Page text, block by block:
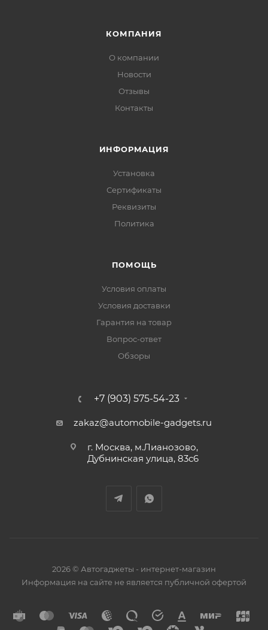
КОМПАНИЯ
О компании
Новости
Отзывы
Контакты
ИНФОРМАЦИЯ
Установка
Сертификаты
Реквизиты
Политика
ПОМОЩЬ
Условия оплаты
Условия доставки
Гарантия на товар
Вопрос-ответ
Обзоры
+7 (903) 575-54-23
zakaz@automobile-gadgets.ru
г. Москва, м.Лианозово,
Дубнинская улица, 83с6
2026 © Автогаджеты - интернет-магазин
Информация на сайте не является публичной офертой